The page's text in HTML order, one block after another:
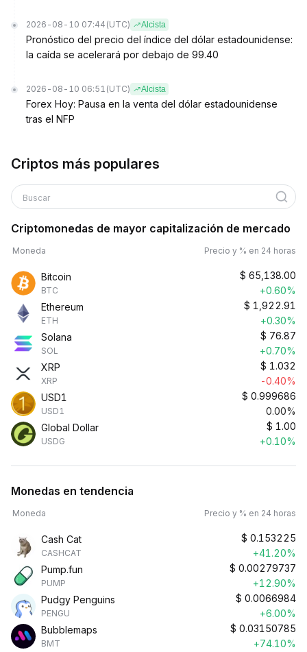
2026-08-10 07:44 (UTC) Alcista
Pronóstico del precio del índice del dólar estadounidense:
la caída se acelerará por debajo de 99.40
2026-08-10 06:51 (UTC) Alcista
Forex Hoy: Pausa en la venta del dólar estadounidense
tras el NFP
Criptos más populares
Buscar
Criptomonedas de mayor capitalización de mercado
Moneda Precio y % en 24 horas
Bitcoin
BTC
$ 65,138.00
+0.60%
Ethereum
ETH
$ 1,922.91
+0.30%
Solana
SOL
$ 76.87
+0.70%
XRP
XRP
$ 1.032
-0.40%
USD1
USD1
$ 0.999686
0.00%
Global Dollar
USDG
$ 1.00
+0.10%
Monedas en tendencia
Moneda Precio y % en 24 horas
Cash Cat
CASHCAT
$ 0.153225
+41.20%
Pump.fun
PUMP
$ 0.00279737
+12.90%
Pudgy Penguins
PENGU
$ 0.0066984
+6.00%
Bubblemaps
BMT
$ 0.03150785
+74.10%